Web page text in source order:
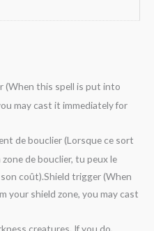
(When this spell is put into
may cast it immediately for
de bouclier (Lorsque ce sort
de bouclier, tu peux le
coût).Shield trigger (When
your shield zone, you may cast